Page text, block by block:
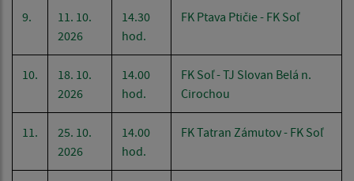
9.
11. 10.
2026
14.30
hod.
FK Ptava Ptičie - FK Soľ
10.
18. 10.
2026
14.00
hod.
FK Soľ - TJ Slovan Belá n.
Cirochou
11.
25. 10.
2026
14.00
hod.
FK Tatran Zámutov - FK Soľ